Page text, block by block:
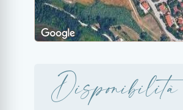
Disponibilità